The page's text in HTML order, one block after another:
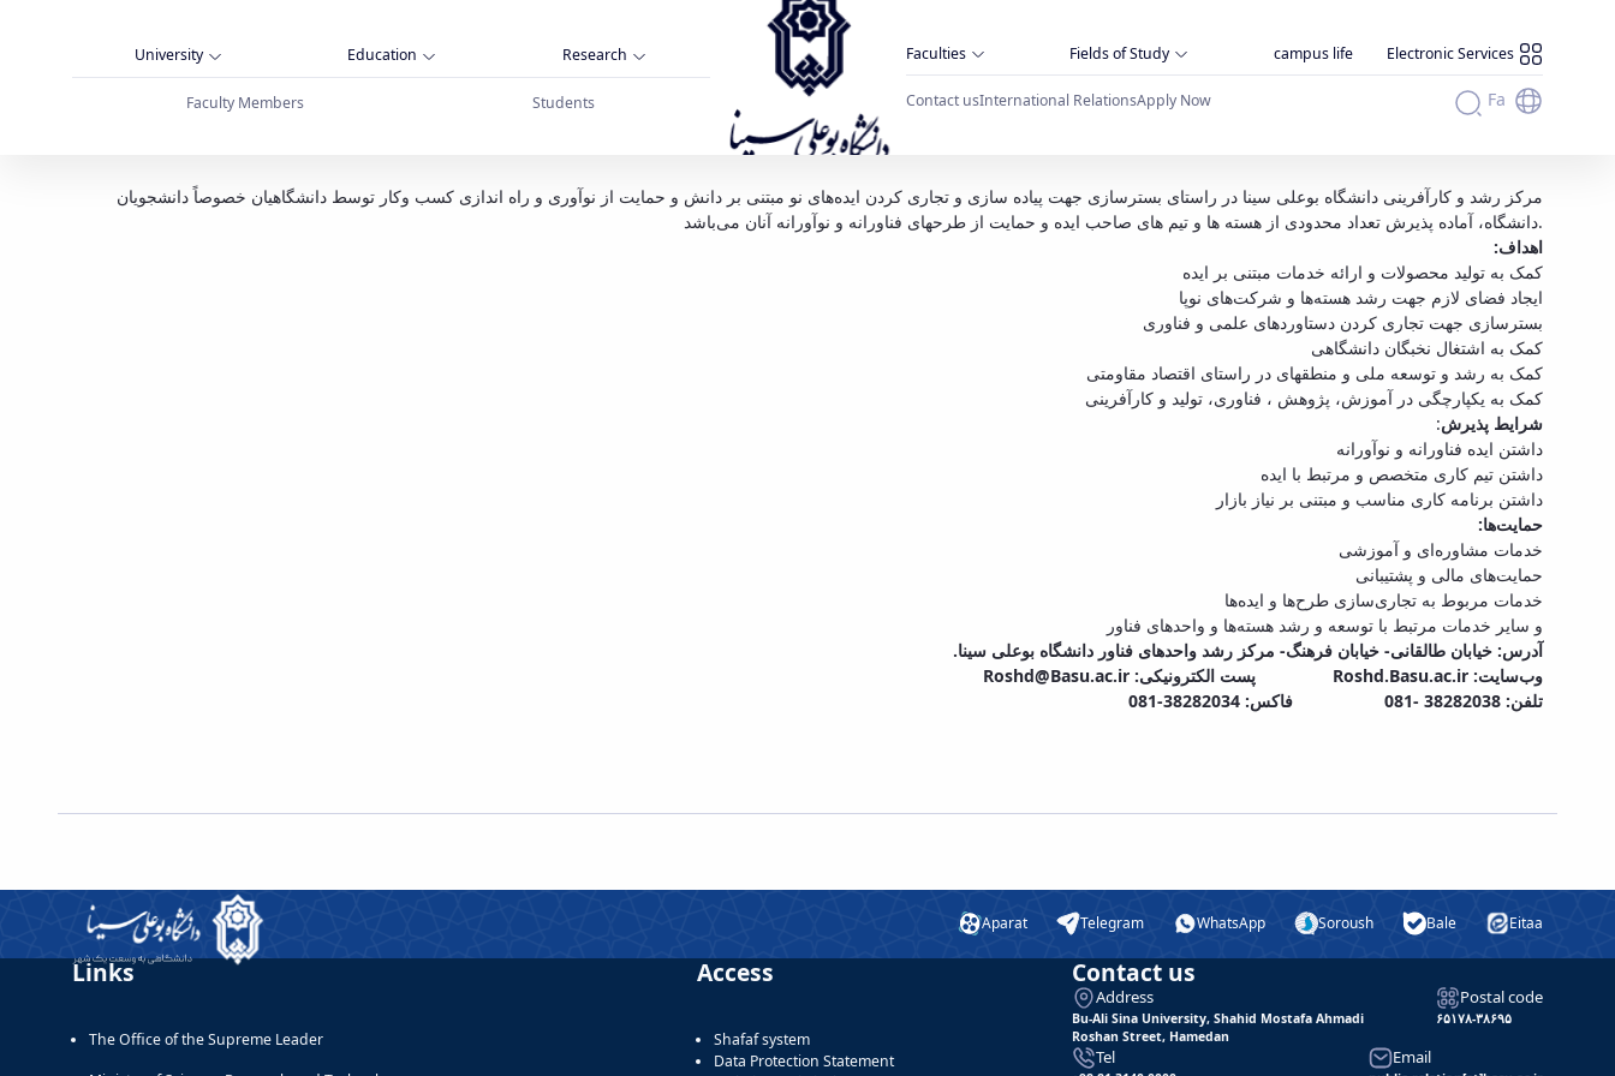
University Education Research
Faculty Members Students
Faculties Fields of Study campus life Electronic Services
Contact usInternational RelationsApply Now Fa
فرا خوان پذیرش طرح‌ های فناورانه - دانشگاه بوعلی سینا همدان
مرکز رشد و کارآفرینی دانشگاه بوعلی سینا در راستای بسترسازی جهت پیاده‌ سازی و تجاری کردن ایده‌های نو مبتنی بر دانش و حمایت از نوآوری و راه‌ اندازی کسب‌ وکار توسط دانشگاهیان خصوصاً دانشجویان
دانشگاه، آماده پذیرش تعداد محدودی از هسته‌ ها و تیم‌ های صاحب ایده و حمایت از طرحهای فناورانه و نوآورانه آنان می‌باشد.
اهداف:
کمک به تولید محصولات و ارائه خدمات مبتنی بر ایده
ایجاد فضای لازم جهت رشد هسته‌ها و شرکت‌های نوپا
بسترسازی جهت تجاری کردن دستاوردهای علمی و فناوری
کمک به اشتغال نخبگان دانشگاهی
کمک به رشد و توسعه ملی و منطقه­ای در راستای اقتصاد مقاومتی
کمک به یکپارچگی در آموزش، پژوهش ، فناوری، تولید و کارآفرینی
شرایط پذیرش:
داشتن ایده فناورانه و نوآورانه
داشتن تیم کاری متخصص و مرتبط با ایده
داشتن برنامه کاری مناسب و مبتنی بر نیاز بازار
حمایت‌ها:
خدمات مشاوره‌ای و آموزشی
حمایت‌های مالی و پشتیبانی
خدمات مربوط به تجاری‌سازی طرح‌ها و ایده‌ها
و سایر خدمات مرتبط با توسعه و رشد هسته‌ها و واحدهای فناور
آدرس: خیابان طالقانی- خیابان فرهنگ- مرکز رشد واحدهای فناور دانشگاه بوعلی سینا.
وب‌سایت: Roshd.Basu.ac.ir پست الکترونیکی: Roshd@Basu.ac.ir
تلفن: 38282038 -081 فاکس: 38282034-081
Aparat Telegram WhatsApp Soroush Bale Eitaa
Links
The Office of the Supreme Leader
Access
Shafaf system
Data Protection Statement
Contact us
Address
Bu-Ali Sina University, Shahid Mostafa Ahmadi
Roshan Street, Hamedan
Postal code
۶۵۱۷۸-۳۸۶۹۵
Tel Email